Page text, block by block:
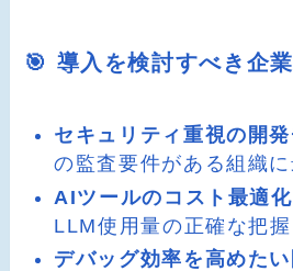
🎯 導入を検討すべき企業
セキュリティ重視の開
の監査要件がある組織に
AIツールのコスト最適
LLM使用量の正確な把
デバッグ効率を高めた